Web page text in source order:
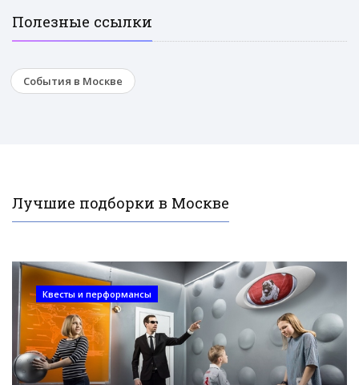
Полезные ссылки
События в Москве
Лучшие подборки в Москве
Квесты и перформансы